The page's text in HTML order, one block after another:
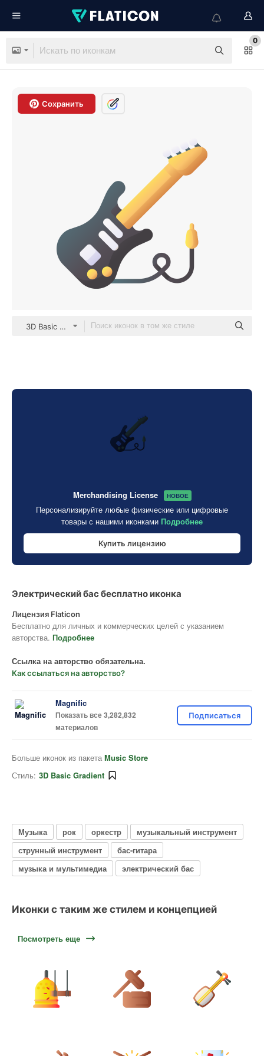
0
Сохранить
3D Basic Gradient
Merchandising License НОВОЕ
Персонализируйте любые физические или цифровые
товары с нашими иконками Подробнее
Купить лицензию
Электрический бас бесплатно иконка
Лицензия Flaticon
Бесплатно для личных и коммерческих целей с указанием
авторства. Подробнее
Ссылка на авторство обязательна.
Как ссылаться на авторство?
Magnific
Показать все 3,282,832
материалов
Подписаться
Больше иконок из пакета Music Store
Стиль: 3D Basic Gradient
Музыка рок оркестр
музыкальный инструмент
струнный инструмент
бас-гитара
музыка и мультимедиа
электрический бас
Иконки с таким же стилем и концепцией
Посмотреть еще